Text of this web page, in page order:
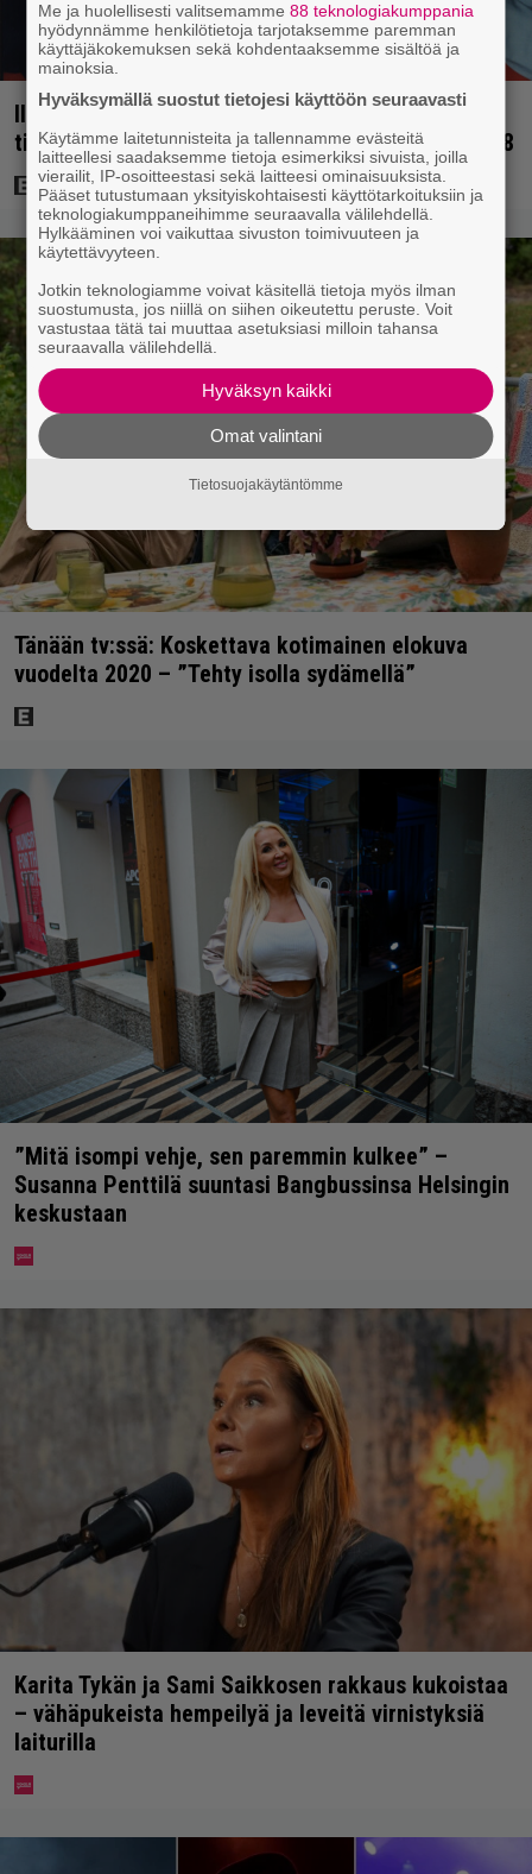
Illalla tv:ssä: Uuno-elokuva jossa käytettiin
tietokonegrafiikkaa? Sellainen tehtiin vuonna 1998
Tänään tv:ssä: Koskettava kotimainen elokuva
vuodelta 2020 – ”Tehty isolla sydämellä”
”Mitä isompi vehje, sen paremmin kulkee” –
Susanna Penttilä suuntasi Bangbussinsa Helsingin
keskustaan
Karita Tykän ja Sami Saikkosen rakkaus kukoistaa
– vähäpukeista hempeilyä ja leveitä virnistyksiä
laiturilla
Me ja huolellisesti valitsemamme88 teknologiakumppania
hyödynnämme henkilötietoja tarjotaksemme paremman
käyttäjäkokemuksen sekä kohdentaaksemme sisältöä ja
mainoksia.
Hyväksymällä suostut tietojesi käyttöön seuraavasti
Käytämme laitetunnisteita ja tallennamme evästeitä
laitteellesi saadaksemme tietoja esimerkiksi sivuista, joilla
vierailit, IP-osoitteestasi sekä laitteesi ominaisuuksista.
Pääset tutustumaan yksityiskohtaisesti käyttötarkoituksiin ja
teknologiakumppaneihimme seuraavalla välilehdellä.
Hylkääminen voi vaikuttaa sivuston toimivuuteen ja
käytettävyyteen.
Jotkin teknologiamme voivat käsitellä tietoja myös ilman
suostumusta, jos niillä on siihen oikeutettu peruste. Voit
vastustaa tätä tai muuttaa asetuksiasi milloin tahansa
seuraavalla välilehdellä.
Hyväksyn kaikki
Omat valintani
Tietosuojakäytäntömme